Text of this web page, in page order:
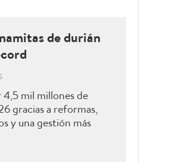
de durián
mil millones de
gracias a reformas,
y una gestión más